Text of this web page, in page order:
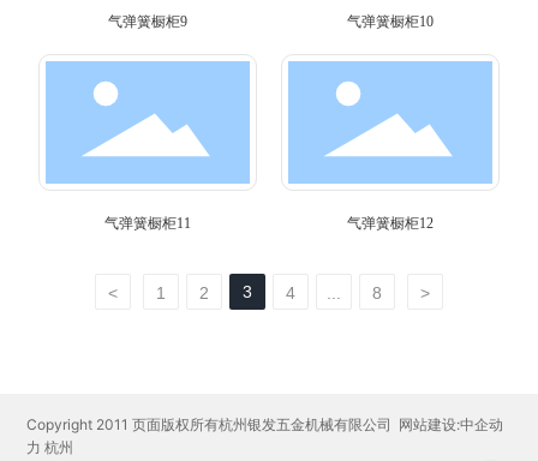
气弹簧橱柜9 气弹簧橱柜10
气弹簧橱柜11 气弹簧橱柜12
< 1 2 3 4 8 >
Copyright 2011 页面版权所有杭州银发五金机械有限公司 网站建设:中企动
力 杭州